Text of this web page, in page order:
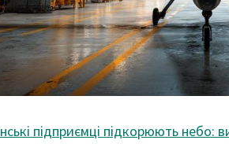
підприємці підкорюють небо: